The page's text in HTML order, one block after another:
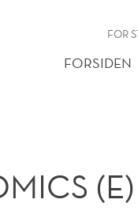
FOR
FORSIDEN
(E)